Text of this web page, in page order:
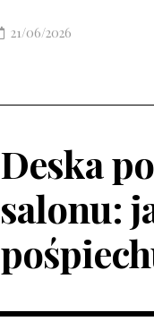
21/06/2026
Deska
salonu: